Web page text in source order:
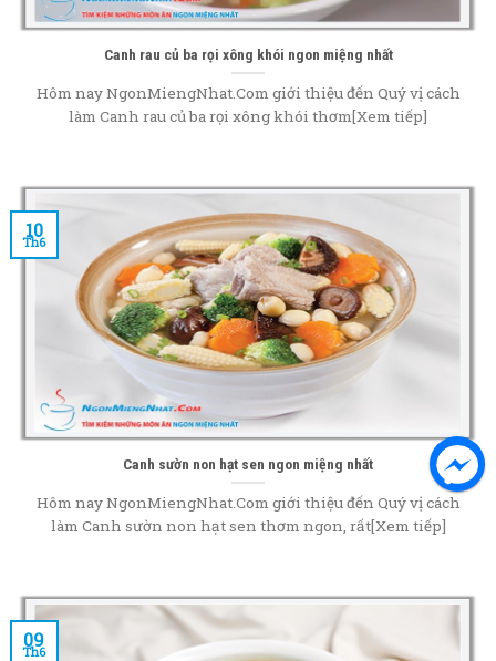
Canh rau củ ba rọi xông khói ngon miệng nhất
Hôm nay NgonMiengNhat.Com giới thiệu đến Quý vị cách
làm Canh rau củ ba rọi xông khói thơm[Xem tiếp]
Canh sườn non hạt sen ngon miệng nhất
Hôm nay NgonMiengNhat.Com giới thiệu đến Quý vị cách
làm Canh sườn non hạt sen thơm ngon, rất[Xem tiếp]
10
Th6
09
Th6